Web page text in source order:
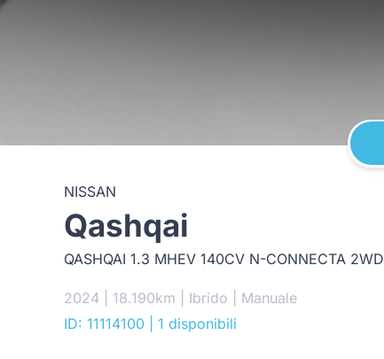
NISSAN
Qashqai
QASHQAI 1.3 MHEV 140CV N-CONNECTA 2WD
2024 | 18.190km | Ibrido | Manuale
ID: 11114100
| 1 disponibili